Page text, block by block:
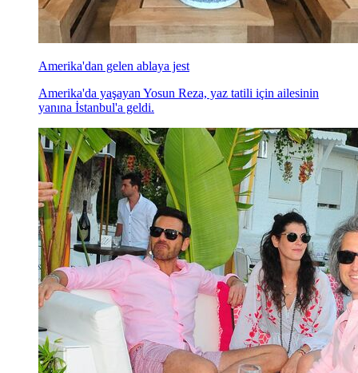
Amerika'dan gelen ablaya jest
Amerika'da yaşayan Yosun Reza, yaz tatili için ailesinin
yanına İstanbul'a geldi.